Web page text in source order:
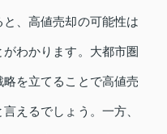
、高値売却の可能性は
わかります。大都市圏
を立てることで高値売
えるでしょう。一方、